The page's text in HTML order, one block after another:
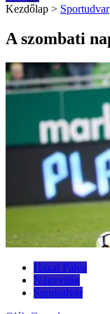
Kezdőlap > Sportudvar
A szombati
Hazai Pálya
Nagyvilág
Sportudvar